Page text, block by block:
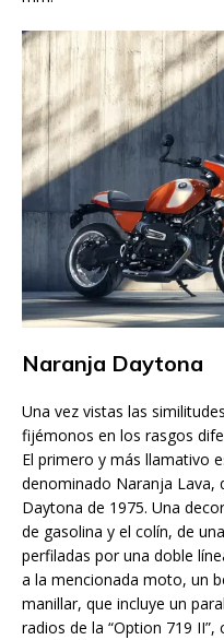
Naranja Daytona
Una vez vistas las
fijémonos en los rasgos
El primero y más llamativo
denominado Naranja Lava,
Daytona de 1975. Una
de gasolina y el colín, de
perfiladas por una doble
a la mencionada moto, un
manillar, que incluye un
radios de la “Option 719